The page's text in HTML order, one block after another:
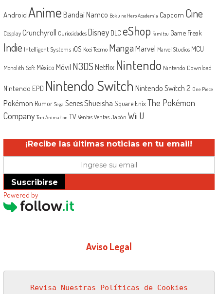
Android Anime Bandai Namco Boku no Hero Academia Capcom Cine
Cosplay Crunchyroll Curiosidades Disney DLC eShop Famitsu Game Freak
Indie Intelligent Systems iOS Koei Tecmo MangaMarvel Marvel Studios MCU
Monolith Soft México Móvil N3DSNetflix Nintendo Nintendo Download
Nintendo EPD Nintendo Switch Nintendo Switch 2 One Piece
Pokémon Rumor Sega SeriesShueisha Square EnixThe Pokémon
Company Toei Animation TV Ventas Ventas Japón Wii U
¡Recibe las últimas noticias en tu email!
Suscribirse
Powered by
Aviso Legal
Revisa Nuestras Políticas de Cookies